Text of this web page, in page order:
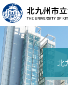
北